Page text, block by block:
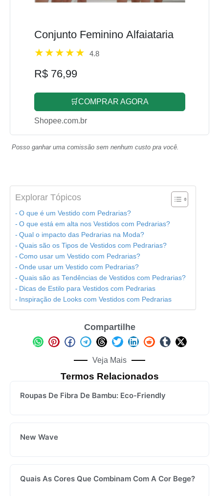
Conjunto Feminino Alfaiataria
4.8
R$ 76,99
🛒COMPRAR AGORA
Shopee.com.br
Posso ganhar uma comissão sem nenhum custo pra você.
Explorar Tópicos
O que é um Vestido com Pedrarias?
O que está em alta nos Vestidos com Pedrarias?
Qual o impacto das Pedrarias na Moda?
Quais são os Tipos de Vestidos com Pedrarias?
Como usar um Vestido com Pedrarias?
Onde usar um Vestido com Pedrarias?
Quais são as Tendências de Vestidos com Pedrarias?
Dicas de Estilo para Vestidos com Pedrarias
Inspiração de Looks com Vestidos com Pedrarias
Compartilhe
Veja Mais
Termos Relacionados
Roupas De Fibra De Bambu: Eco-Friendly
New Wave
Quais As Cores Que Combinam Com A Cor Bege?